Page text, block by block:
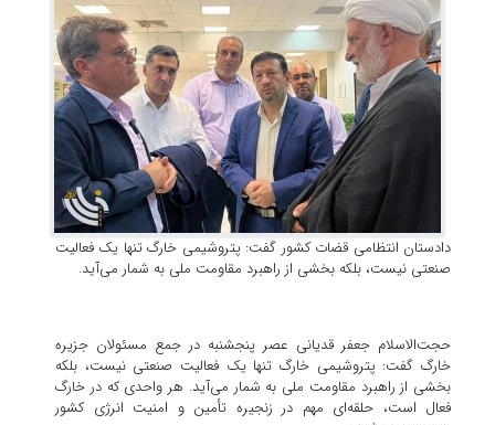
دادستان انتظامی قضات کشور گفت: پتروشیمی خارگ تنها یک فعالیت
صنعتی نیست، بلکه بخشی از راهبرد مقاومت ملی به شمار می‌آید.
حجت‌الاسلام جعفر قدیانی عصر پنجشنبه در جمع مسئولان جزیره
خارگ گفت: پتروشیمی خارگ تنها یک فعالیت صنعتی نیست، بلکه
بخشی از راهبرد مقاومت ملی به شمار می‌آید. هر واحدی که در خارگ
فعال است، حلقه‌ای مهم در زنجیره تأمین و امنیت انرژی کشور